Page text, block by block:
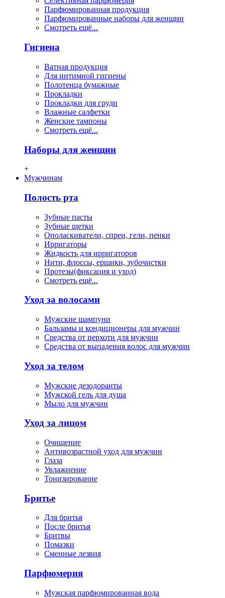
Парфюмированная продукция
Парфюмированные наборы для женщин
Смотреть ещё...
Гигиена
Ватная продукция
Для интимной гигиены
Полотенца бумажные
Прокладки
Прокладки для груди
Влажные салфетки
Женские тампоны
Смотреть ещё...
Наборы для женщин
+
Мужчинам
Полость рта
Зубные пасты
Зубные щетки
Ополаскиватели, спреи, гели, пенки
Ирригаторы
Жидкость для ирригаторов
Нити, флосcы, ершики, зубочистки
Протезы(фиксация и уход)
Смотреть ещё...
Уход за волосами
Мужские шампуни
Бальзамы и кондиционеры для мужчин
Средства от перхоти для мужчин
Средства от выпадения волос для мужчин
Уход за телом
Мужские дезодоранты
Мужской гель для душа
Мыло для мужчин
Уход за лицом
Очищение
Антивозрастной уход для мужчин
Глаза
Увлажнение
Тонизирование
Бритье
Для бритья
После бритья
Бритвы
Помазки
Сменные лезвия
Парфюмерия
Мужская парфюмированная вода